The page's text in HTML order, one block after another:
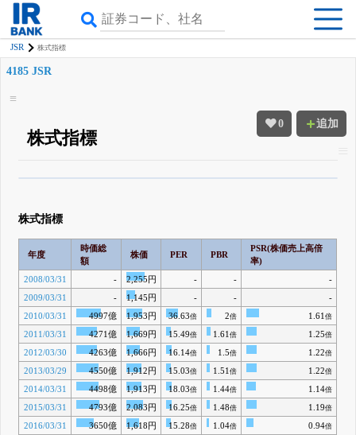
JSR 株式指標
0 追加
4185 JSR
株式指標
登録すると永久30%OFFと米株版の先行利用も付きます
株式指標
年度
時価総
額
株価 PER PBR
PSR(株価売上高倍
率)
2008/03/31
- 2,255円 - -
-
2009/03/31
- 1,145円 - -
-
2010/03/31
4997億 1,953円 36.63倍 2倍 1.61 倍
2011/03/31 4271億 1,669円 15.49倍 1.61 倍 1.25倍
2012/03/30 4263億 1,666円 16.14倍 1.5倍 1.22倍
2013/03/29 4550億 1,912円 15.03倍 1.51 倍 1.22倍
2014/03/31 4498億 1,913円 18.03倍 1.44倍 1.14倍
2015/03/31 4793億 2,083円 16.25倍 1.48倍 1.19倍
2016/03/31 3650億 1,618円 15.28倍 1.04倍 0.94倍